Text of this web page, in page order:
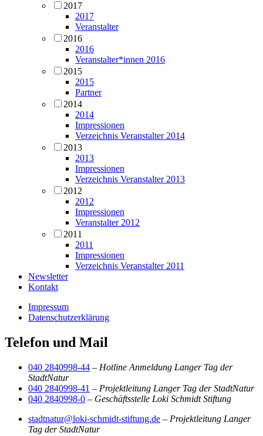
2017
2017
Veranstalter
2016
2016
Veranstalter*innen 2016
2015
2015
Partner
2014
2014
Impressionen
Verzeichnis Veranstalter 2014
2013
2013
Impressionen
Verzeichnis Veranstalter 2013
2012
2012
Impressionen
Veranstalter 2012
2011
2011
Impressionen
Verzeichnis Veranstalter 2011
Newsletter
Kontakt
Impressum
Datenschutzerklärung
Telefon und Mail
040 2840998-44 – Hotline Anmeldung Langer Tag der
StadtNatur
040 2840998-41 – Projektleitung Langer Tag der StadtNatur
040 2840998-0 – Geschäftsstelle Loki Schmidt Stiftung
stadtnatur@loki-schmidt-stiftung.de – Projektleitung Langer
Tag der StadtNatur